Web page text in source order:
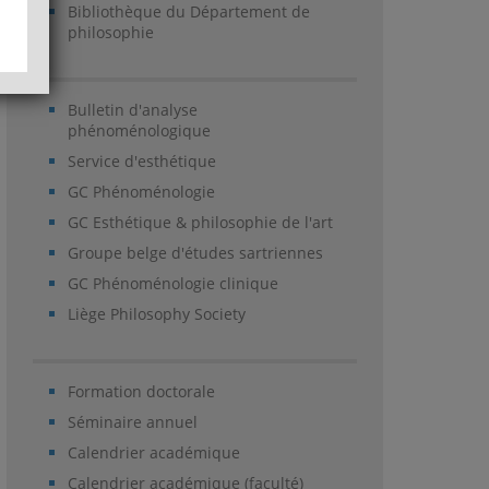
Bibliothèque du Département de
philosophie
Bulletin d'analyse
phénoménologique
Service d'esthétique
GC Phénoménologie
GC Esthétique & philosophie de l'art
Groupe belge d'études sartriennes
GC Phénoménologie clinique
Liège Philosophy Society
Formation doctorale
Séminaire annuel
Calendrier académique
Calendrier académique (faculté)